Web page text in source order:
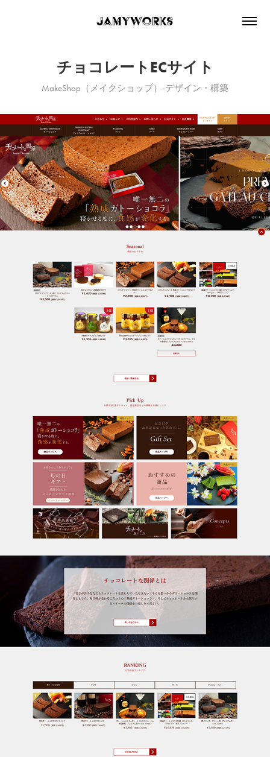
JaMyWorks
チョコレートECサイト
MakeShop（メイクショップ）-デザイン・構築